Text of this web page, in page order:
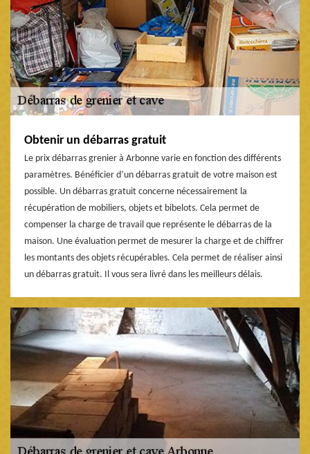
Obtenir un débarras gratuit
Le prix débarras grenier à Arbonne varie en fonction des différents
paramètres. Bénéficier d’un débarras gratuit de votre maison est
possible. Un débarras gratuit concerne nécessairement la
récupération de mobiliers, objets et bibelots. Cela permet de
compenser la charge de travail que représente le débarras de la
maison. Une évaluation permet de mesurer la charge et de chiffrer
les montants des objets récupérables. Cela permet de réaliser ainsi
un débarras gratuit. Il vous sera livré dans les meilleurs délais.